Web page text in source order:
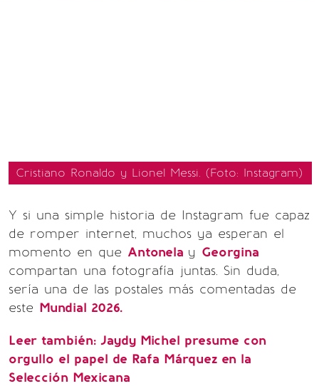
Cristiano Ronaldo y Lionel Messi. (Foto: Instagram)
Y si una simple historia de Instagram fue capaz
de romper internet, muchos ya esperan el
momento en que Antonela y Georgina
compartan una fotografía juntas. Sin duda,
sería una de las postales más comentadas de
este Mundial 2026.
Leer también: Jaydy Michel presume con
orgullo el papel de Rafa Márquez en la
Selección Mexicana